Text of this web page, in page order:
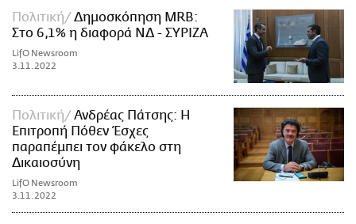
Πολιτική
Δημοσκόπηση MRB:
Στο 6,1% η διαφορά ΝΔ - ΣΥΡΙΖΑ
LifO Newsroom
3.11.2022
Πολιτική
Ανδρέας Πάτσης: Η
Επιτροπή Πόθεν Έσχες
παραπέμπει τον φάκελο στη
Δικαιοσύνη
LifO Newsroom
3.11.2022